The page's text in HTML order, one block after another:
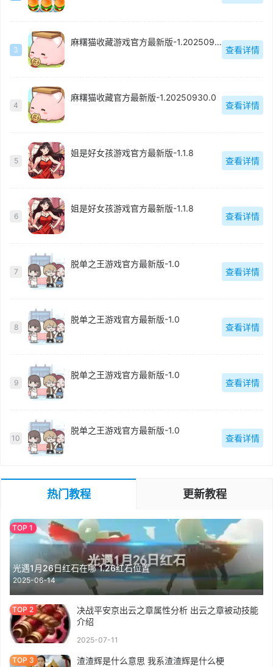
3
麻糬猫收藏游戏官方最新版-1.20250930.0
查看详情
4
麻糬猫收藏官方最新版-1.20250930.0
查看详情
5
姐是好女孩游戏官方最新版-1.1.8
查看详情
6
姐是好女孩游戏官方最新版-1.1.8
查看详情
7
脱单之王游戏官方最新版-1.0
查看详情
8
脱单之王游戏官方最新版-1.0
查看详情
9
脱单之王游戏官方最新版-1.0
查看详情
10
脱单之王游戏官方最新版-1.0
查看详情
热门教程 更新教程
光遇1月26日红石在哪 1.26红石位置
2025-06-14
决战平安京出云之章属性分析 出云之章被动技能
介绍
2025-07-11
渣渣辉是什么意思 我系渣渣辉是什么梗